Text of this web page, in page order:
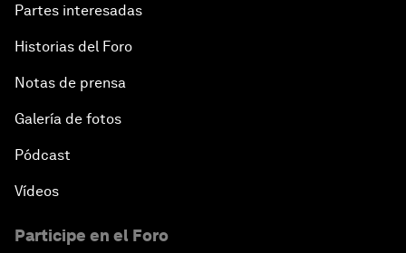
Partes interesadas
Historias del Foro
Notas de prensa
Galería de fotos
Pódcast
Vídeos
Participe en el Foro